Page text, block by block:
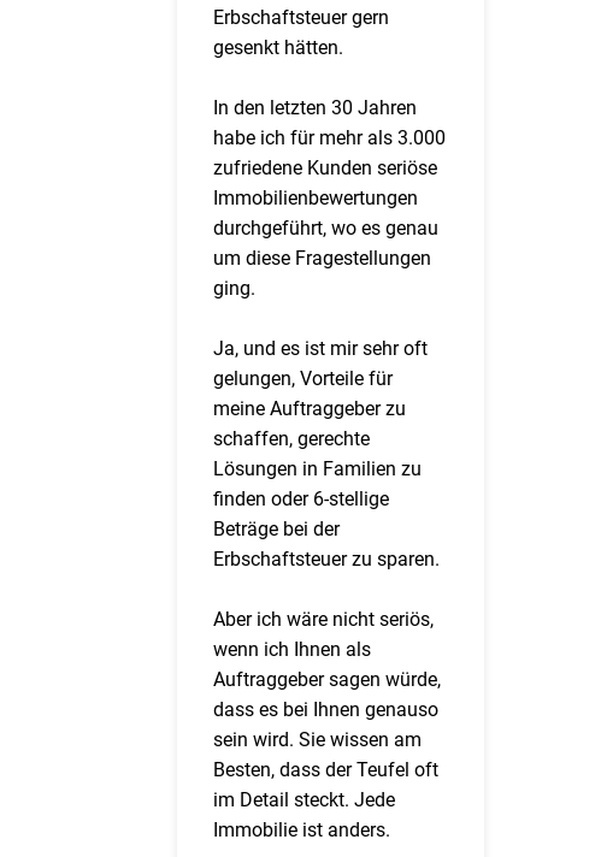
Erbschaftsteuer gern
gesenkt hätten.
In den letzten 30 Jahren
habe ich für mehr als 3.000
zufriedene Kunden seriöse
Immobilienbewertungen
durchgeführt, wo es genau
um diese Fragestellungen
ging.
Ja, und es ist mir sehr oft
gelungen, Vorteile für
meine Auftraggeber zu
schaffen, gerechte
Lösungen in Familien zu
finden oder 6-stellige
Beträge bei der
Erbschaftsteuer zu sparen.
Aber ich wäre nicht seriös,
wenn ich Ihnen als
Auftraggeber sagen würde,
dass es bei Ihnen genauso
sein wird. Sie wissen am
Besten, dass der Teufel oft
im Detail steckt. Jede
Immobilie ist anders.